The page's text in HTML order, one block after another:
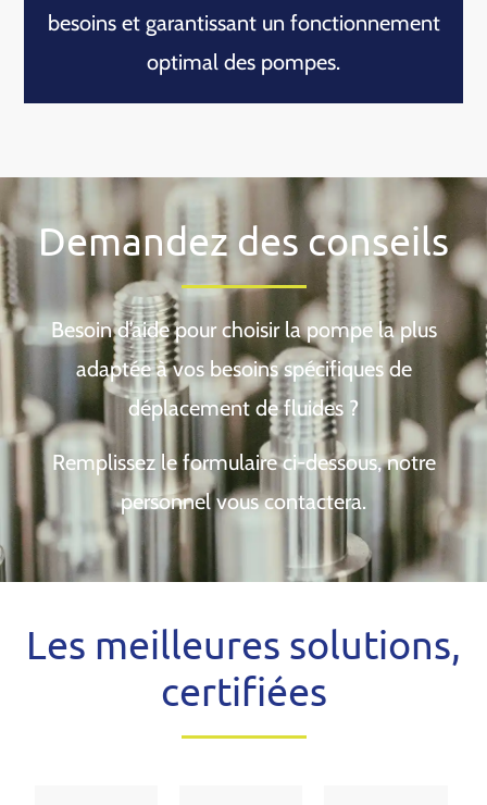
besoins et garantissant un fonctionnement
optimal des pompes.
Demandez des conseils
Besoin d’aide pour choisir la pompe la plus
adaptée à vos besoins spécifiques de
déplacement de fluides ?
Remplissez le formulaire ci-dessous, notre
personnel vous contactera.
Les meilleures solutions,
certifiées